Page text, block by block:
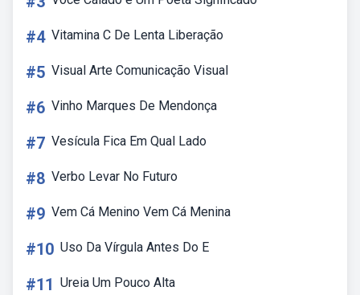
#4 Vitamina C De Lenta Liberação
#5 Visual Arte Comunicação Visual
#6 Vinho Marques De Mendonça
#7 Vesícula Fica Em Qual Lado
#8 Verbo Levar No Futuro
#9 Vem Cá Menino Vem Cá Menina
#10 Uso Da Vírgula Antes Do E
#11 Ureia Um Pouco Alta